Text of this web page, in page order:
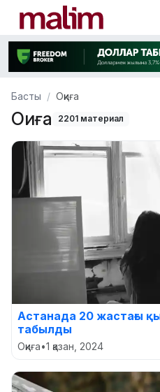
Басты Оқиға
Оқиға 2201 материал
Астанада 20 жастағы
табылды
Оқиға•1 қазан, 2024